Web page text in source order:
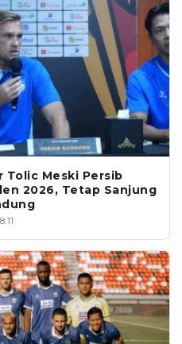
Tolic Meski Persib
2026, Tetap Sanjung